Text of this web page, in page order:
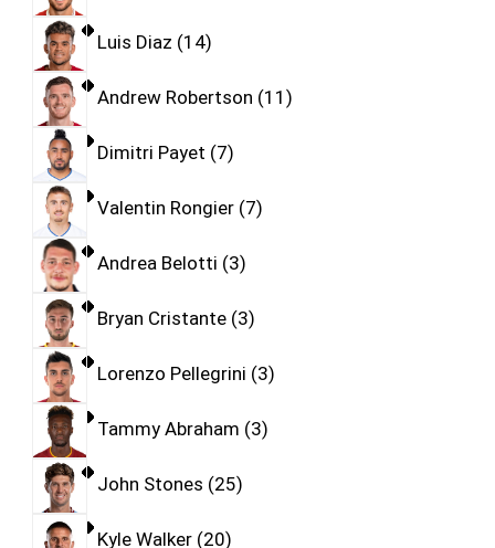
Luis Diaz 14
Andrew Robertson 11
Dimitri Payet 7
Valentin Rongier 7
Andrea Belotti 3
Bryan Cristante 3
Lorenzo Pellegrini 3
Tammy Abraham 3
John Stones 25
Kyle Walker 20